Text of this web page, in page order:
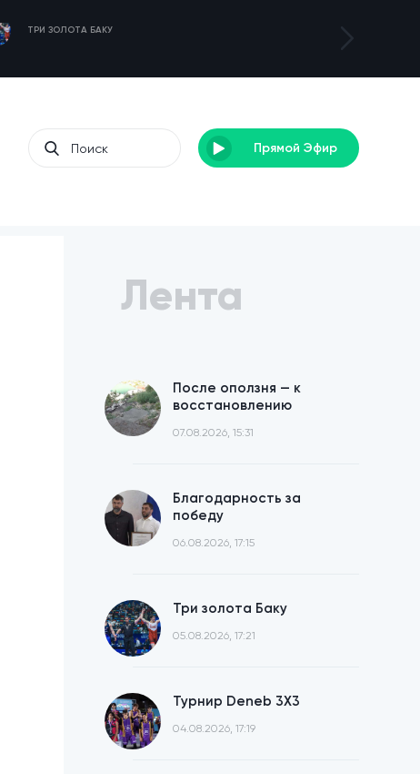
ТРИ ЗОЛОТА БАКУ ТУРНИР DENEB
Прямой Эфир
Лента
После оползня — к
восстановлению
07.08.2026, 15:31
Благодарность за
победу
06.08.2026, 17:15
Три золота Баку
05.08.2026, 17:21
Турнир Deneb 3X3
04.08.2026, 17:19